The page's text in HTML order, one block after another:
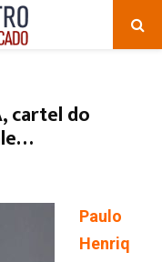
cartel do
Paulo
Henriq